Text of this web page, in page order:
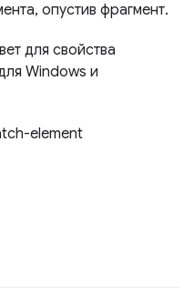
опустив фрагмент.
для свойства
Windows и
element